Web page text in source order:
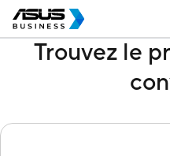
Trouvez le